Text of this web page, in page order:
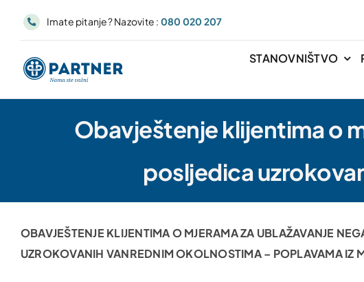
Imate pitanje? Nazovite : 080 020 207
STANOVNIŠTVO
Obavještenje klijentima o
posljedica
OBAVJEŠTENJE KLIJENTIMA O MJERAMA ZA UBLAŽAVANJE
UZROKOVANIH VANREDNIM OKOLNOSTIMA – POPLAVAMA IZ